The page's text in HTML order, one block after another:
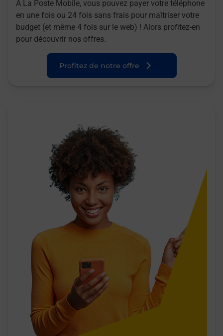
A La Poste Mobile, vous pouvez payer votre téléphone
en une fois ou 24 fois sans frais pour maîtriser votre
budget (et même 4 fois sur le web) ! Alors profitez-en
pour découvrir nos offres.
Profitez de notre offre